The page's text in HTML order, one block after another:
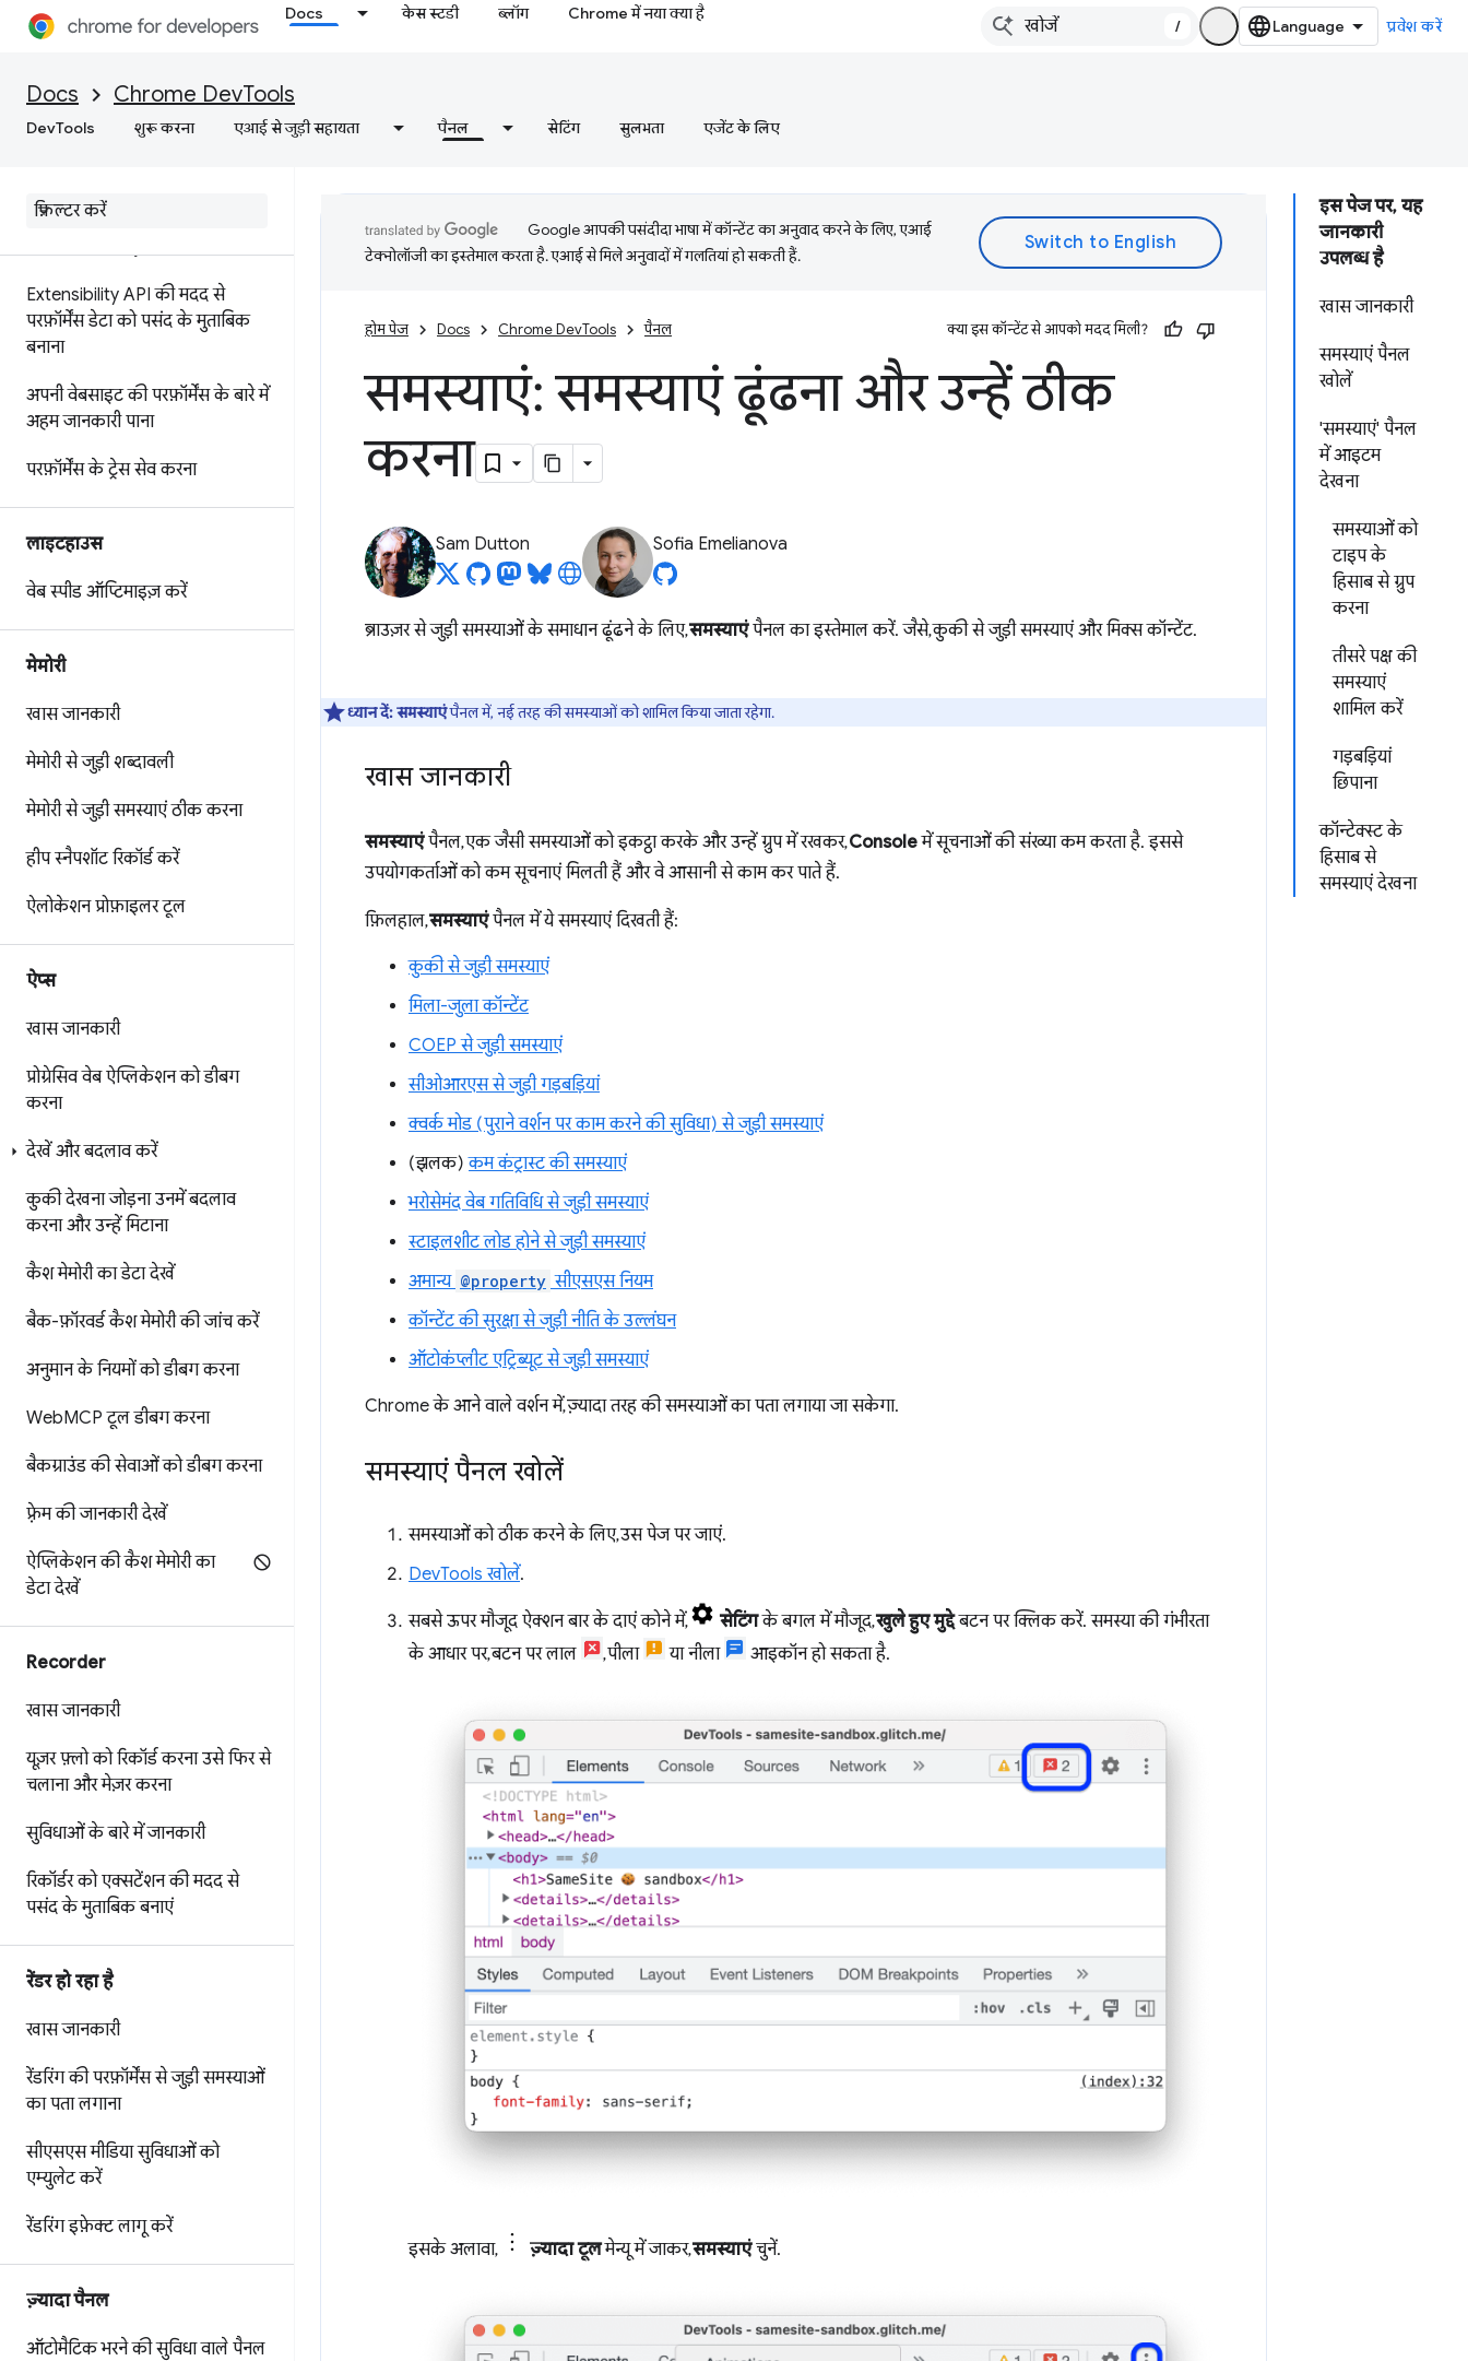
Docs केस स्टडी ब्लॉग Chrome में नया क्या है
/ प्रवेश करें
Docs Chrome DevTools
DevTools शुरू करना एआई से जुड़ी सहायता पैनल सेटिंग सुलभता एजेंट के लिए
करना और शेयर करना
टाइमलाइन में इवेंट का रेफ़रंस
विश्लेषण करना
Extensibility API की मदद से
परफ़ॉर्मेंस डेटा को पसंद के मुताबिक
बनाना
अपनी वेबसाइट की परफ़ॉर्मेंस के बारे में
अहम जानकारी पाना
परफ़ॉर्मेंस के ट्रेस सेव करना
लाइटहाउस
वेब स्पीड ऑप्टिमाइज़ करें
मेमोरी
खास जानकारी
मेमोरी से जुड़ी शब्दावली
मेमोरी से जुड़ी समस्याएं ठीक करना
हीप स्नैपशॉट रिकॉर्ड करें
ऐलोकेशन प्रोफ़ाइलर टूल
ऐप्स
खास जानकारी
प्रोग्रेसिव वेब ऐप्लिकेशन को डीबग
करना
देखें और बदलाव करें
कुकी देखनाजोड़नाउनमें बदलाव
करनाऔर उन्हें मिटाना
कैश मेमोरी का डेटा देखें
बैक-फ़ॉरवर्ड कैश मेमोरी की जांच करें
अनुमान के नियमों को डीबग करना
WebMCP टूल डीबग करना
बैकग्राउंड की सेवाओं को डीबग करना
फ़्रेम की जानकारी देखें
ऐप्लिकेशन की कैश मेमोरी का
डेटा देखें
Recorder
खास जानकारी
यूज़र फ़्लो को रिकॉर्ड करनाउसे फिर से
चलानाऔर मेज़र करना
सुविधाओं के बारे में जानकारी
रिकॉर्डर को एक्सटेंशन की मदद से
पसंद के मुताबिक बनाएं
रेंडर हो रहा है
खास जानकारी
रेंडरिंग की परफ़ॉर्मेंस से जुड़ी समस्याओं
का पता लगाना
सीएसएस मीडिया सुविधाओं को
एम्युलेट करें
रेंडरिंग इफ़ेक्ट लागू करें
ज़्यादा पैनल
ऑटोमैटिक भरने की सुविधा वाले पैनल
इस पेज पर, यह
जानकारी
उपलब्ध है
खास जानकारी
समस्याएं पैनल
खोलें
'समस्याएं' पैनल
में आइटम
देखना
समस्याओं को
टाइप के
हिसाब से ग्रुप
करना
तीसरे पक्ष की
समस्याएं
शामिल करें
गड़बड़ियां
छिपाना
कॉन्टेक्स्ट के
हिसाब से
समस्याएं देखना
Google आपकी पसंदीदा भाषा में कॉन्टेंट का अनुवाद करने के लिए, एआई
टेक्नोलॉजी का इस्तेमाल करता है. एआई से मिले अनुवादों में गलतियां हो सकती हैं.
होम पेज Docs Chrome DevTools पैनल क्या इस कॉन्टेंट से आपको मदद मिली?
समस्याएं: समस्याएं ढूंढना और उन्हें ठीक
करना
Sam Dutton Sofia Emelianova
ब्राउज़र से जुड़ी समस्याओं के समाधान ढूंढने के लिए,समस्याएंपैनल का इस्तेमाल करें. जैसे, कुकी से जुड़ी समस्याएं और मिक्स कॉन्टेंट.
ध्यान दें:समस्याएंपैनल में, नई तरह की समस्याओं को शामिल किया जाता रहेगा.
खास जानकारी
समस्याएंपैनल, एक जैसी समस्याओं को इकट्ठा करके और उन्हें ग्रुप में रखकर,Consoleमें सूचनाओं की संख्या कम करता है. इससे
उपयोगकर्ताओं को कम सूचनाएं मिलती हैं और वे आसानी से काम कर पाते हैं.
फ़िलहाल,समस्याएंपैनल में ये समस्याएं दिखती हैं:
कुकी से जुड़ी समस्याएं
मिला-जुला कॉन्टेंट
COEP से जुड़ी समस्याएं
सीओआरएस से जुड़ी गड़बड़ियां
क्वर्क मोड (पुराने वर्शन पर काम करने की सुविधा) से जुड़ी समस्याएं
(झलक)कम कंट्रास्ट की समस्याएं
भरोसेमंद वेब गतिविधि से जुड़ी समस्याएं
स्टाइलशीट लोड होने से जुड़ी समस्याएं
अमान्य @property सीएसएस नियम
कॉन्टेंट की सुरक्षा से जुड़ी नीति के उल्लंघन
ऑटोकंप्लीट एट्रिब्यूट से जुड़ी समस्याएं
Chrome के आने वाले वर्शन में, ज़्यादा तरह की समस्याओं का पता लगाया जा सकेगा.
समस्याएं पैनल खोलें
समस्याओं को ठीक करने के लिए, उस पेज पर जाएं.
DevTools खोलें.
सबसे ऊपर मौजूद ऐक्शन बार के दाएं कोने में, सेटिंगके बगल में मौजूद,खुले हुए मुद्देबटन पर क्लिक करें. समस्या की गंभीरता
के आधार पर, बटन पर लाल
, पीला या नीला आइकॉन हो सकता है.
इसके अलावा, ज़्यादा टूलमेन्यू में जाकर,समस्याएंचुनें.